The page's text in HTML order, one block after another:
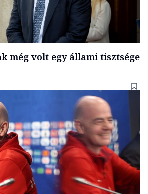
még volt egy állami tisztsége